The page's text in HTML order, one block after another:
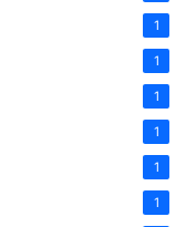
1
1
1
1
1
1